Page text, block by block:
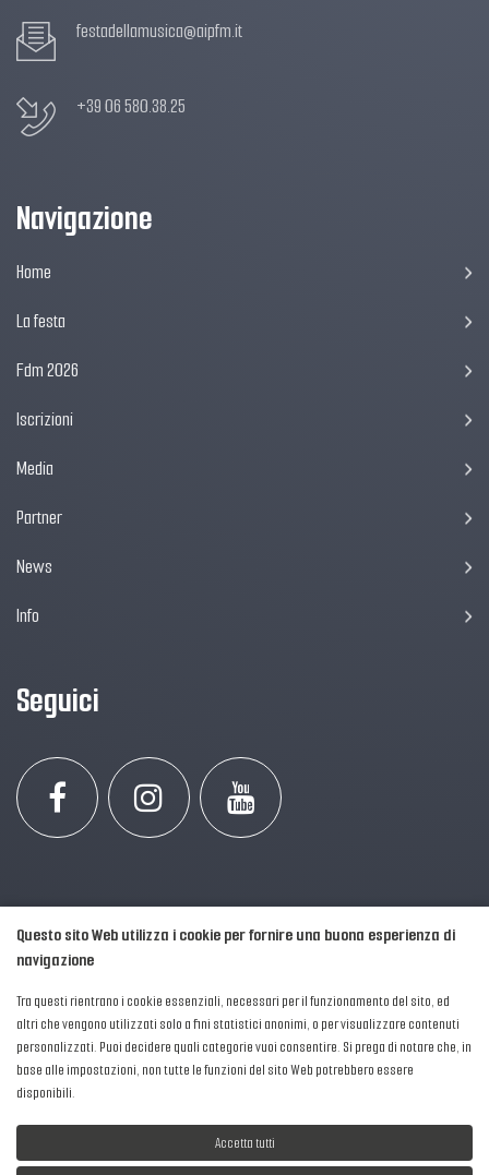
festadellamusica@aipfm.it
+39 06 580.38.25
Navigazione
Home
La festa
Fdm 2026
Iscrizioni
Media
Partner
News
Info
Seguici
2016-2026 © AIPFM - Festa della Musica Italia Tutti i Diritti Riservati.
Privacy Policy
| Cookies
Questo sito Web utilizza i cookie per fornire una buona esperienza di
navigazione
Tra questi rientrano i cookie essenziali, necessari per il funzionamento del sito, ed
altri che vengono utilizzati solo a fini statistici anonimi, o per visualizzare contenuti
personalizzati. Puoi decidere quali categorie vuoi consentire. Si prega di notare che, in
base alle impostazioni, non tutte le funzioni del sito Web potrebbero essere
disponibili.
Accetta tutti